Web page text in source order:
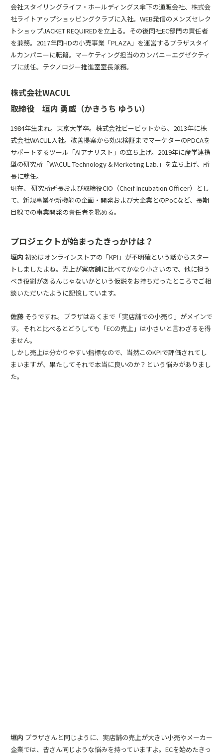
会社スタイリングライフ・ホールディングス傘下の通販会社、株式会
社ライトアップショッピングクラブに入社。WEB発信のメンズセレク
トショップJACKET REQUIREDを立上る。その後同社EC部門の責任者
を兼務。2017年同HDの小売事業「PLAZA」を運営するプラザスタイ
ルカンパニーに転籍。マーケティング担当のカンパニーエグゼクティ
ブに就任。テクノロジー推進室室長兼務。
株式会社WACUL
取締役 垣内 勇威（かきうち ゆうい）
1984年生まれ。東京大学卒。株式会社ビービットから、2013年に株
式会社WACUL入社。改善提案から効果検証までマーケターのPDCAを
サポートするツール「AIアナリスト 」の立ち上げ。2019年に産学連携
型の研究所「WACUL Technology & Merketing Lab.」を立ち上げ、所
長に就任。
現在、 研究所所長および取締役CIO（Cheif Incubation Officer）とし
て、新規事業や新機能の企画・開発および大企業とのPoCなど、長期
目線での事業開発の責任者を務める。
プロジェクトが始まったきっかけは？
垣内 初めはオンラインストアの「KPI」が不明確という話からスター
トしましたよね。売上が実店舗に比べてかなり小さいので、他に担う
べき役割があるんじゃないかという仮説をお持ちだったところでご相
談いただいたように記憶しています。
佐藤 そうですね。プラザはあくまで「実店舗での小売り」がメインで
す。それと比べるとどうしても「ECの売上」は小さいと言わざるを得
ません。
しかし売上は分かりやすい指標なので、当然このKPIで評価されてし
まいますが、果たしてそれで本当に良いのか？という悩みがありまし
た。
垣内 プラザさんと同じように、実店舗の売上が大きい小売やメーカー
企業では、皆さん同じような悩みを持っていますよ。ECを始めたきっ